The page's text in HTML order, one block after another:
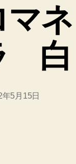
白
年5月15日